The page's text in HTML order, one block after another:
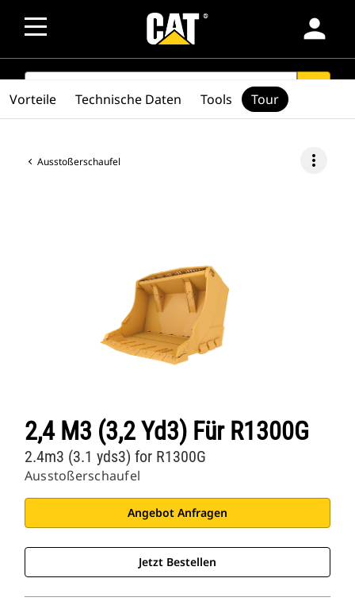
person
SEARCH
Ausstoßerschaufel more_vert
2,4 M3 (3,2 Yd3) Für R1300G
Ausstoßerschaufel
2.4m3 (3.1 yds3) for R1300G
Angebot Anfragen
Jetzt Bestellen
Vorteile Technische Daten Tools Tour